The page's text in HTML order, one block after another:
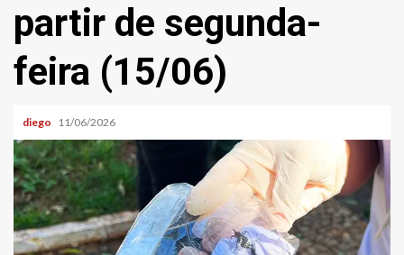
partir de segunda-
feira (15/06)
diego 11/06/2026